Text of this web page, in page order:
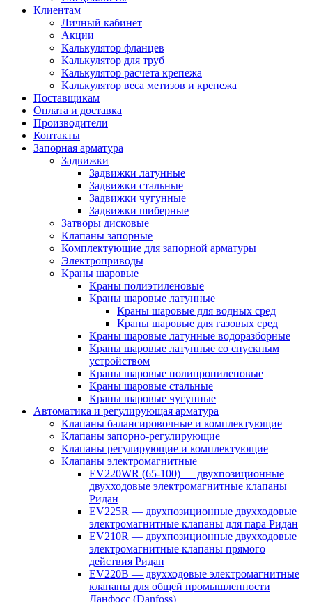
Клиентам
Личный кабинет
Акции
Калькулятор фланцев
Калькулятор для труб
Калькулятор расчета крепежа
Калькулятор веса метизов и крепежа
Поставщикам
Оплата и доставка
Производители
Контакты
Запорная арматура
Задвижки
Задвижки латунные
Задвижки стальные
Задвижки чугунные
Задвижки шиберные
Затворы дисковые
Клапаны запорные
Комплектующие для запорной арматуры
Электроприводы
Краны шаровые
Краны полиэтиленовые
Краны шаровые латунные
Краны шаровые для водных сред
Краны шаровые для газовых сред
Краны шаровые латунные водоразборные
Краны шаровые латунные со спускным
устройством
Краны шаровые полипропиленовые
Краны шаровые стальные
Краны шаровые чугунные
Автоматика и регулирующая арматура
Клапаны балансировочные и комплектующие
Клапаны запорно-регулирующие
Клапаны регулирующие и комплектующие
Клапаны электромагнитные
EV220WR (65-100) — двухпозиционные
двухходовые электромагнитные клапаны
Ридан
EV225R — двухпозиционные двухходовые
электромагнитные клапаны для пара Ридан
EV210R — двухпозиционные двухходовые
электромагнитные клапаны прямого
действия Ридан
EV220B — двухходовые электромагнитные
клапаны для общей промышленности
Данфосс (Danfoss)